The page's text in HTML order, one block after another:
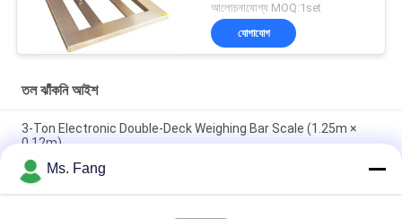
আলোচনাযোগ্য MOQ:1set
যোগাযোগ
তল ঝাঁকনি আইশ
3-Ton Electronic Double-Deck Weighing Bar Scale (1.25m ×
0.12m)
মেডিকেল হুইলচেয়ার স্কেল হাসপাতাল ডায়ালাইসিস রুম পুনর্বাসন রুম ওজনের স্কেল বিকল্প
RS232 ব্লুটুথ সহ
Ms. Fang